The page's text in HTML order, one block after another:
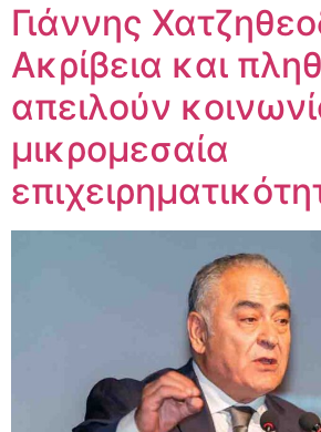
Γιάννης
Ακρίβεια και
απειλούν
μικρομεσαία